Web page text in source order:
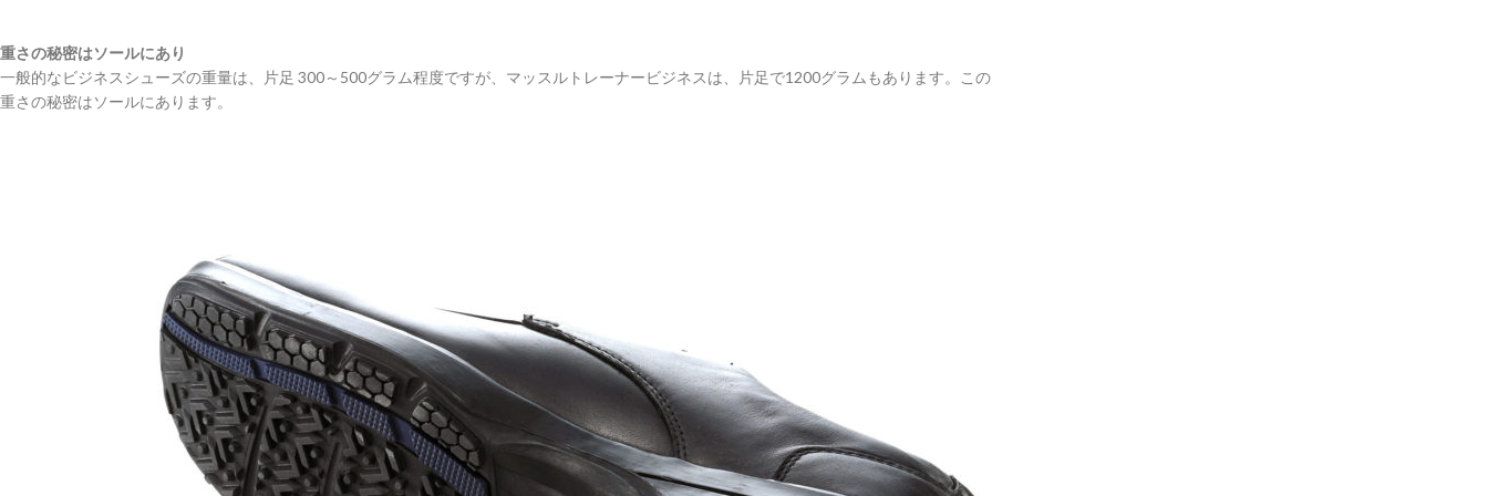
重さの秘密はソールにあり
一般的なビジネスシューズの重量は、片足 300～500グラム程度ですが、マッスルトレーナービジネスは、片足で1200グラムもあります。この
重さの秘密はソールにあります。